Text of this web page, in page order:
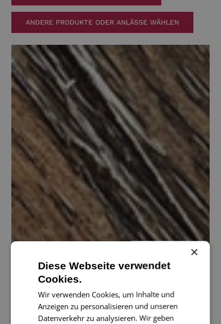
ANDERE PRODUKTE ODER ANLÄSSE WÄHLEN
×
Diese Webseite verwendet
Cookies.
Wir verwenden Cookies, um Inhalte und
Anzeigen zu personalisieren und unseren
Datenverkehr zu analysieren. Wir geben